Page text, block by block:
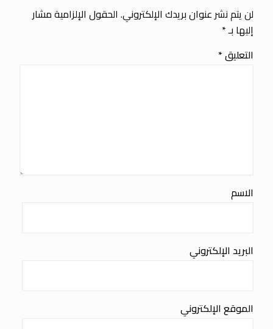
لن يتم نشر عنوان بريدك الإلكتروني. الحقول الإلزامية مشار
إليها بـ*
التعليق*
الاسم
البريد الإلكتروني
الموقع الإلكتروني